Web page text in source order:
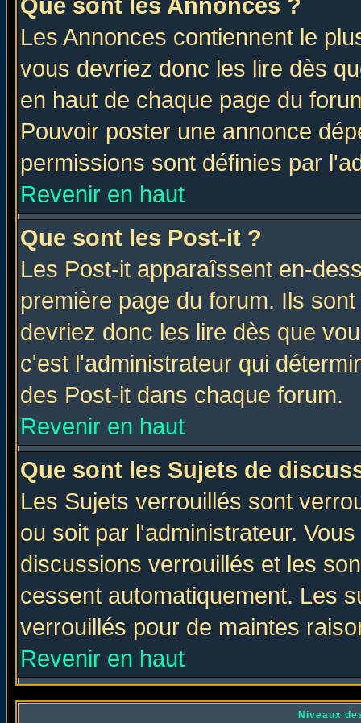
Que sont les Annonces ?
Les Annonces contiennent le
vous devriez donc les lire dès
en haut de chaque page du
Pouvoir poster une annonce
permissions sont définies par
Revenir en haut
Que sont les Post-it ?
Les Post-it apparaîssent en-
première page du forum. Ils
devriez donc les lire dès que
c'est l'administrateur qui
des Post-it dans chaque forum.
Revenir en haut
Que sont les Sujets de
Les Sujets verrouillés sont
ou soit par l'administrateur.
discussions verrouillés et les
cessent automatiquement. Les
verrouillés pour de maintes
Revenir en haut
Niveaux